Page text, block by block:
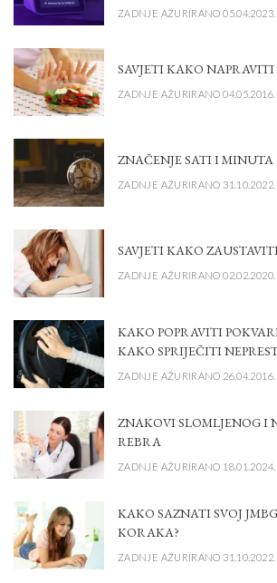
ZADNJE AŽURIRANO 05.04.2023.
SAVJETI KAKO
ZADNJE AŽURIRANO 04.05.2016.
ZNAČENJE SATI I MINUTA
ZADNJE AŽURIRANO 31.10.2022.
SAVJETI KAKO
ZADNJE AŽURIRANO 02.02.2020.
KAKO POPRAVITI
KAKO SPRIJEČITI
ZADNJE AŽURIRANO 26.04.2016.
ZNAKOVI SLOMLJENOG I
REBRA
ZADNJE AŽURIRANO 18.01.2024.
KAKO SAZNATI SVOJ
KORAKA?
ZADNJE AŽURIRANO 31.10.2022.